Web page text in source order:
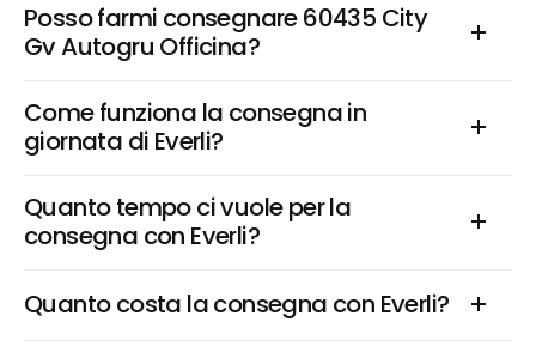
Posso farmi consegnare 60435 City
Gv Autogru Officina?
Come funziona la consegna in
giornata di Everli?
Quanto tempo ci vuole per la
consegna con Everli?
Quanto costa la consegna con Everli?